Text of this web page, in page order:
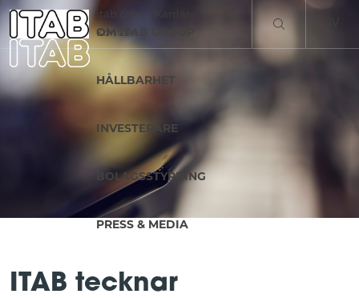
itab.com
Kontakt
OM ITAB GROUP
HÅLLBARHET
INVESTERARE
BOLAGSSTYRNING
PRESS & MEDIA
ITAB tecknar